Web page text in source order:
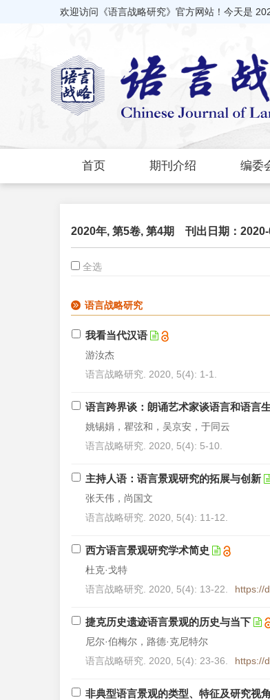
欢迎访问《语言战略研究》官方网站！今天是
首页 期刊介绍 编委
2020年, 第5卷, 第4期 刊出日期：
全选
语言战略研究
我看当代汉语
游汝杰
语言战略研究. 2020, 5(4): 1-1.
语言跨界谈：朗诵艺术家谈语言和语言
姚锡娟，瞿弦和，吴京安，于同云
语言战略研究. 2020, 5(4): 5-10.
主持人语：语言景观研究的拓展与创新
张天伟，尚国文
语言战略研究. 2020, 5(4): 11-12.
西方语言景观研究学术简史
杜克·戈特
语言战略研究. 2020, 5(4): 13-22.
https://
捷克历史遗迹语言景观的历史与当下
尼尔·伯梅尔，路德·克尼特尔
语言战略研究. 2020, 5(4): 23-36.
https://
非典型语言景观的类型、特征及研究视角